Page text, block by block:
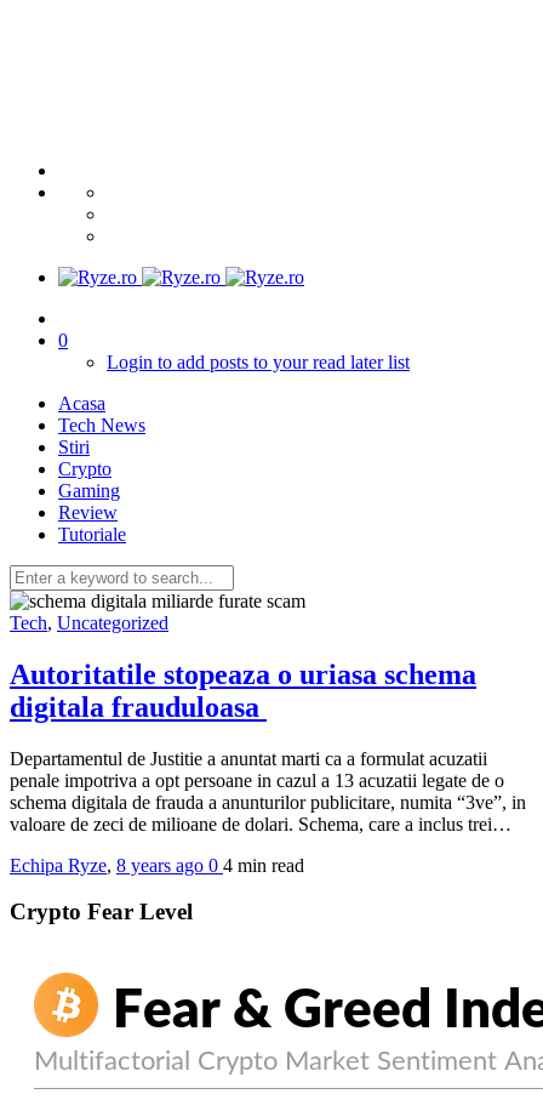
0
Login to add posts to your read later list
Acasa
Tech News
Stiri
Crypto
Gaming
Review
Tutoriale
Tech, Uncategorized
Autoritatile stopeaza o uriasa schema
digitala frauduloasa
Departamentul de Justitie a anuntat marti ca a formulat acuzatii
penale impotriva a opt persoane in cazul a 13 acuzatii legate de o
schema digitala de frauda a anunturilor publicitare, numita “3ve”, in
valoare de zeci de milioane de dolari. Schema, care a inclus trei…
Echipa Ryze, 8 years ago 0 4 min read
Crypto Fear Level